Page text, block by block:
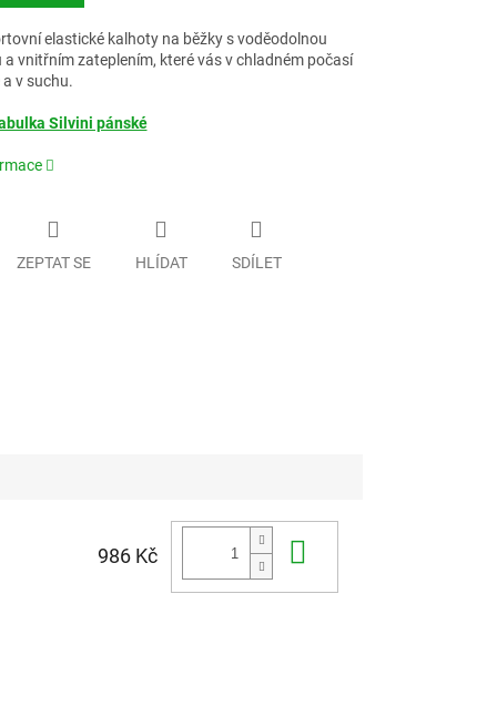
elastické kalhoty na běžky s voděodolnou
a vnitřním zateplením, které vás v chladném počasí
v suchu.
Silvini pánské
ZEPTAT SE HLÍDAT SDÍLET
986 Kč